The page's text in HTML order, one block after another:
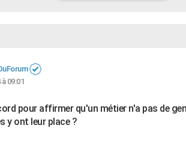
09:01
pour affirmer qu'un métier n'a pas de
y ont leur place ?